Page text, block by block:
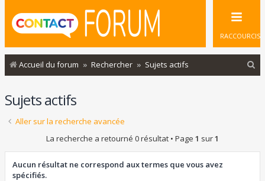
RACCOURCIS
Accueil du forum Rechercher Sujets actifs
Sujets actifs
Aller sur la recherche avancée
La recherche a retourné 0 résultat • Page 1 sur1
Aucun résultat ne correspond aux termes que vous avez
spécifiés.